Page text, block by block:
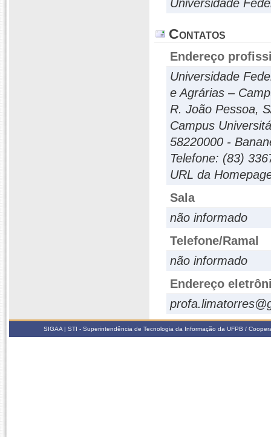
Universidade
Contatos
Endereço
Universidade
e Agrárias –
R. João Pessoa,
Campus
58220000 -
Telefone: (83)
URL da
Sala
não informado
Telefone/Ramal
não informado
Endereço
SIGAA | STI - Superintendência de Tecnologia da Informação da UFPB /